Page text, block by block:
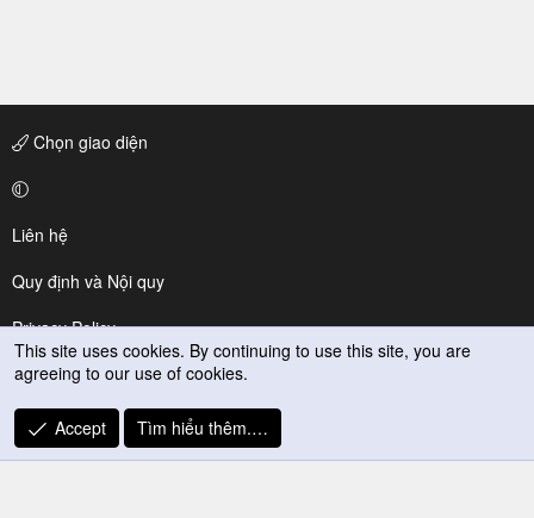
Chọn giao diện
Liên hệ
Quy định và Nội quy
Privacy Policy
Trợ giúp
R
S
This site uses cookies. By continuing to use this site, you are
agreeing to our use of cookies.
Accept Tìm hiểu thêm.…